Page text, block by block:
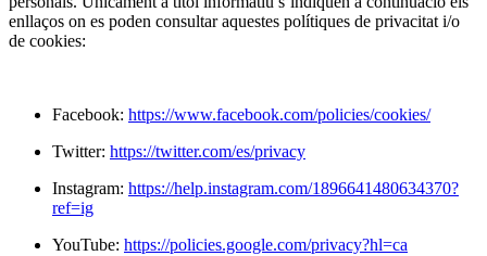
enllaços on es poden consultar aquestes polítiques de privacitat i/o
de cookies:
Facebook: https://www.facebook.com/policies/cookies/
Twitter: https://twitter.com/es/privacy
Instagram: https://help.instagram.com/1896641480634370?
ref=ig
YouTube: https://policies.google.com/privacy?hl=ca